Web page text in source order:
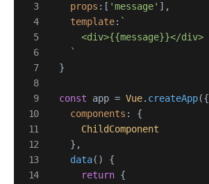
props :[ 'message' ],
template: `
      <div>{{message}}</div>
    `
  }
const app = Vue. createApp({
components : {
ChildComponent
    },
data( ) {
return {